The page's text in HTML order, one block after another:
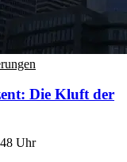
Die Kluft der
Uhr